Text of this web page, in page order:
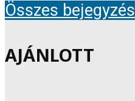
Összes bejegyzés
AJÁNLOTT